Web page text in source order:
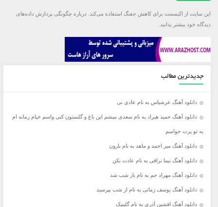
این سایت از اکیسمت برای کاهش جفنگ استفاده می‌کند. درباره چگونگی پردازش داده‌های
دیدگاه خود بیشتر بدانید.
جدیدترین مطالب
دانلود آهنگ عرشیاس به نام عادی نی
دانلود آهنگ حمید هیراد به نام سعدی میشم این باغ و گلستون کنی واسم خیام زمانه ام
به تو پرت حواسم
دانلود آهنگ میر احمد و ماهد به نام بارون
دانلود آهنگ نیما نراقی به نام عادت نکن
دانلود آهنگ مهراد جم به نام باز شب شد
دانلود آهنگ یوسف زمانی به نام از شب بپرسید
دانلود آهنگ افشین آذری به نام گلینیک